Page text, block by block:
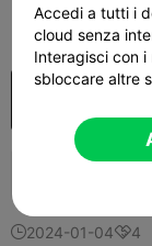
2024-01-044
Accedi a tutti i
cloud senza
Interagisci con
sbloccare altre